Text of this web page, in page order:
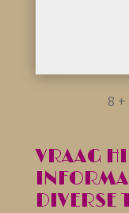
8 +
VRAAG
DIVERSE